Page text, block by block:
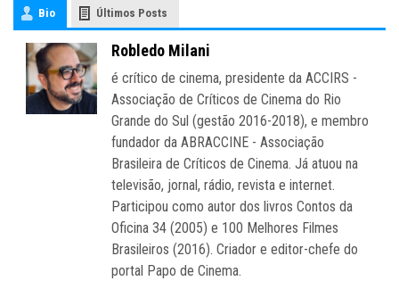
Bio Últimos Posts
Robledo Milani
é crítico de cinema, presidente da ACCIRS -
Associação de Críticos de Cinema do Rio
Grande do Sul (gestão 2016-2018), e membro
fundador da ABRACCINE - Associação
Brasileira de Críticos de Cinema. Já atuou na
televisão, jornal, rádio, revista e internet.
Participou como autor dos livros Contos da
Oficina 34 (2005) e 100 Melhores Filmes
Brasileiros (2016). Criador e editor-chefe do
portal Papo de Cinema.